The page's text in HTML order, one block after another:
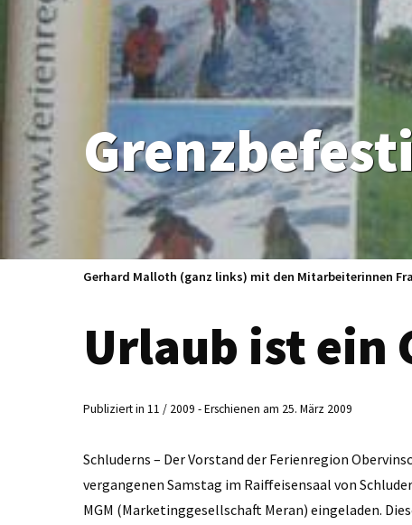
Gerhard Malloth (ganz links) mit den Mitarbeiterinnen
Urlaub ist ein
Publiziert in 11 / 2009 - Erschienen am 25. März 2009
Schluderns – Der Vorstand der Ferienregion
vergangenen Samstag im Raiffeisensaal von
MGM (Marketinggesellschaft Meran) eingeladen.